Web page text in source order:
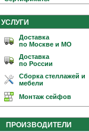
УСЛУГИ
Доставка
по Москве и МО
Доставка
по России
Сборка стеллажей и
мебели
Монтаж сейфов
ПРОИЗВОДИТЕЛИ